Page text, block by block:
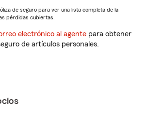
de seguro para ver una lista completa de la
pérdidas cubiertas.
electrónico al agente para obtener
de artículos personales.